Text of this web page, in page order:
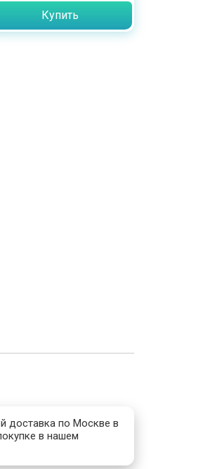
Купить
доставка по Москве в
в нашем